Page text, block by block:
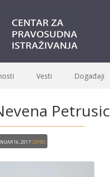
Vesti Događaji
Petrusic
16, 2017CEPRIS